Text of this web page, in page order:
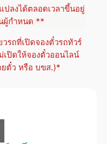
ลงได้ตลอดเวลาขึ้นอยู่
ผู้กำหนด **
วรถที่เปิดจองตั๋วรถทัวร์
เปิดให้จองตั๋วออนไลน์
ยตั๋ว หรือ บขส.)*